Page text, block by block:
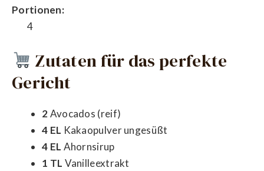
Portionen:
4
Zutaten für das perfekte
Gericht
2Avocados (reif)
4 EL Kakaopulver ungesüßt
4 EL Ahornsirup
1 TL Vanilleextrakt